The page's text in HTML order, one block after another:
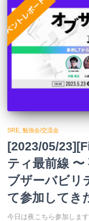
SRE 勉強会/交流会
[2023/05/
ティ最前線 〜
ブザーバビリ
て参加してき
今日は夜こちら参加しま